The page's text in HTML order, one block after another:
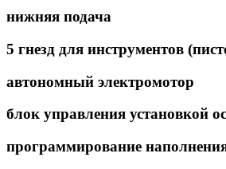
нижняя подача
5 гнезд для инструментов
автономный электромотор
блок управления установкой
программирование